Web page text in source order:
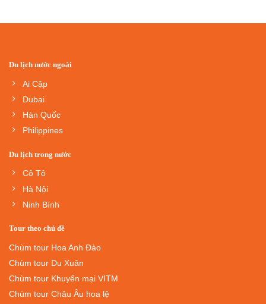
Du lịch nước ngoài
Ai Cập
Dubai
Hàn Quốc
Philippines
Du lịch trong nước
Cô Tô
Hà Nội
Ninh Bình
Tour theo chủ đề
Chùm tour Hoa Anh Đào
Chùm tour Du Xuân
Chùm tour Khuyến mại VITM
Chùm tour Châu Âu hoa lệ